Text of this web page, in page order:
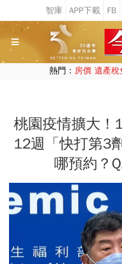
熱門： 房價 遺產稅
桃園疫情擴大！
12週「快打第3
哪預約？